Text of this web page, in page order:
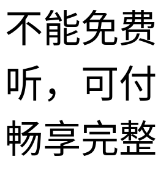
不能免
听，可
畅享完